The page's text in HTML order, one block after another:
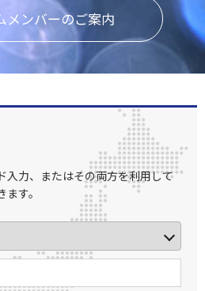
メンバーのご案内
入力、またはその両方を利用して
す。